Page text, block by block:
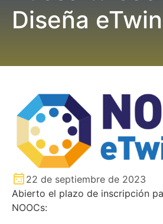
Diseña
22 de septiembre de 2023
Abierto el plazo de inscripción
NOOCs: